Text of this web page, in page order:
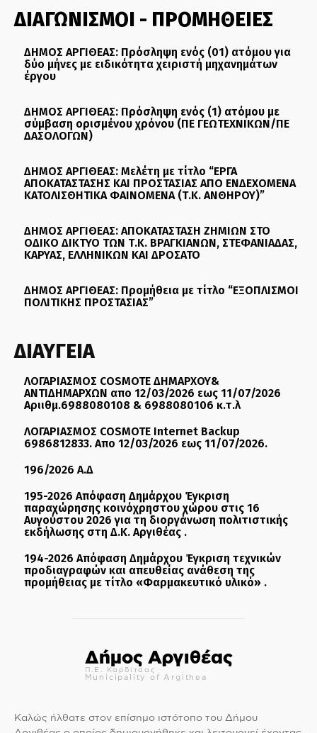
ΔΙΑΓΩΝΙΣΜΟΙ - ΠΡΟΜΗΘΕΙΕΣ
ΔΗΜΟΣ ΑΡΓΙΘΕΑΣ: Πρόσληψη ενός (01) ατόμου για
δύο μήνες με ειδικότητα χειριστή μηχανημάτων
έργου
ΔΗΜΟΣ ΑΡΓΙΘΕΑΣ: Πρόσληψη ενός (1) ατόμου με
σύμβαση ορισμένου χρόνου (ΠΕ ΓΕΩΤΕΧΝΙΚΩΝ/ΠΕ
ΔΑΣΟΛΟΓΩΝ)
ΔΗΜΟΣ ΑΡΓΙΘΕΑΣ: Μελέτη με τίτλο “ΕΡΓΑ
ΑΠΟΚΑΤΑΣΤΑΣΗΣ ΚΑΙ ΠΡΟΣΤΑΣΙΑΣ ΑΠΟ ΕΝΔΕΧΟΜΕΝΑ
ΚΑΤΟΛΙΣΘΗΤΙΚΑ ΦΑΙΝΟΜΕΝΑ (Τ.Κ. ΑΝΘΗΡΟΥ)”
ΔΗΜΟΣ ΑΡΓΙΘΕΑΣ: ΑΠΟΚΑΤΑΣΤΑΣΗ ΖΗΜΙΩΝ ΣΤΟ
ΟΔΙΚΟ ΔΙΚΤΥΟ ΤΩΝ Τ.Κ. ΒΡΑΓΚΙΑΝΩΝ, ΣΤΕΦΑΝΙΑΔΑΣ,
ΚΑΡΥΑΣ, ΕΛΛΗΝΙΚΩΝ ΚΑΙ ΔΡΟΣΑΤΟ
ΔΗΜΟΣ ΑΡΓΙΘΕΑΣ: Προμήθεια με τίτλο “ΕΞΟΠΛΙΣΜΟΙ
ΠΟΛΙΤΙΚΗΣ ΠΡΟΣΤΑΣΙΑΣ”
ΔΙΑΥΓΕΙΑ
ΛΟΓΑΡΙΑΣΜΟΣ COSMOTE ΔΗΜΑΡΧΟΥ&
ΑΝΤΙΔΗΜΑΡΧΩΝ απο 12/03/2026 εως 11/07/2026
Αριιθμ.6988080108 & 6988080106 κ.τ.λ
ΛΟΓΑΡΙΑΣΜΟΣ COSMOTE Internet Backup
6986812833. Απο 12/03/2026 εως 11/07/2026.
196/2026 Α.Δ
195-2026 Απόφαση Δημάρχου Έγκριση
παραχώρησης κοινόχρηστου χώρου στις 16
Αυγούστου 2026 για τη διοργάνωση πολιτιστικής
εκδήλωσης στη Δ.Κ. Αργιθέας .
194-2026 Απόφαση Δημάρχου Έγκριση τεχνικών
προδιαγραφών και απευθείας ανάθεση της
προμήθειας με τίτλο «Φαρμακευτικό υλικό» .
Δήμος Αργιθέας
Π.Ε. Καρδίτσας
Municipality of Argithea
Καλώς ήλθατε στον επίσημο ιστότοπο του Δήμου